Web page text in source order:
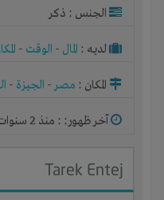
الجنس : ذكر
لديـه : المال - الوقت -
المكان : مصر- الجيزة -
آخر ظهور: : منذ 2 سنوات
Tarek Entej